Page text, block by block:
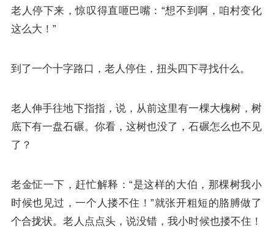
老人停下来，惊叹得直咂巴嘴：“想不到啊，咱村变化
这么大！”
到了一个十字路口，老人停住，扭头四下寻找什么。
老人伸手往地下指指，说，从前这里有一棵大槐树，树
底下有一盘石碾。你看，这树也没了，石碾怎么也不见
了？
老金怔一下，赶忙解释：“是这样的大伯，那棵树我小
时候也见过，一个人搂不住！”就张开粗短的胳膊做了
个合拢状。老人点点头，说没错，我小时候也搂不住！